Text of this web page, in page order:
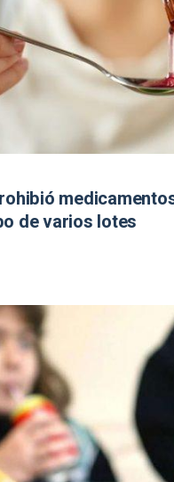
de varios lotes